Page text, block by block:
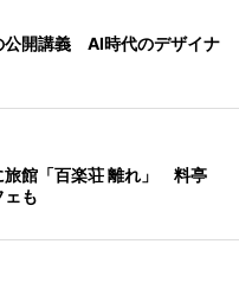
公開講義 AI時代のデザイナ
旅館「百楽荘 離れ」 料亭
ェも